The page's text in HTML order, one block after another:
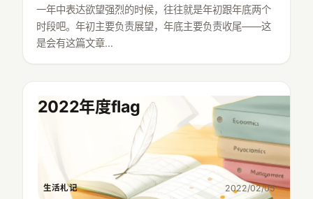
一年中表达欲望强烈的时候，往往就是年初跟年底两个
时段吧。年初主要负责展望，年底主要负责收尾——这
是会有这篇文章…
2022年度flag
生活札记 2022/02/05